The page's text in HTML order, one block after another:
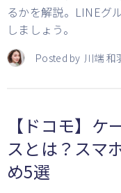
るかを解説。LINEグ
しましょう。
Posted by 川端 和
【ドコモ】
スとは？スマ
め5選